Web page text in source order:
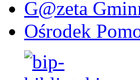
G@zeta
Ośrodek